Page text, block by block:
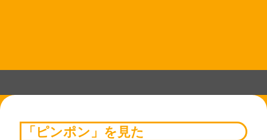
プ
「ピンポン」を見た